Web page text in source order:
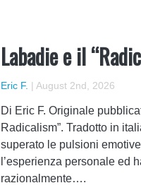
Labadie e il
Eric F. | August 2nd, 2026
Di Eric F. Originale
Radicalism”. Tradotto in
superato le pulsioni
l’esperienza personale ed
razionalmente….